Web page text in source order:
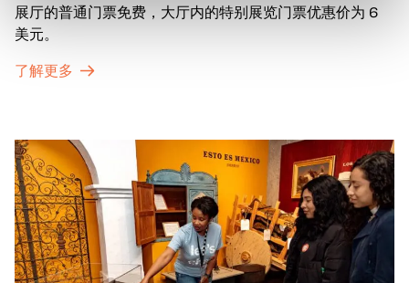
展厅的普通门票免费，大厅内的特别展览门票优惠价为 6
美元。
了解更多